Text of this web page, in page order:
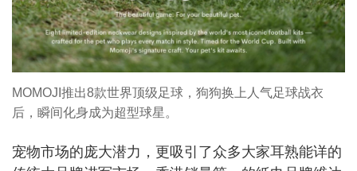
MOMOJI推出8款世界顶级足球，狗狗换上人气足球战衣
后，瞬间化身成为超型球星。
宠物市场的庞大潜力，更吸引了众多大家耳熟能详的